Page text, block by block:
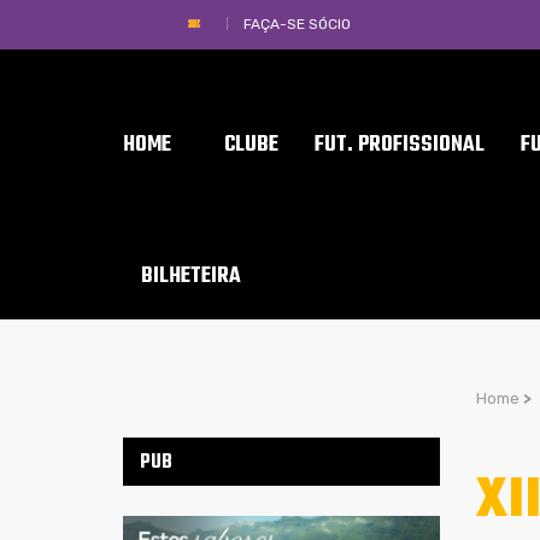
FAÇA-SE SÓCIO
HOME CLUBE FUT. PROFISSIONAL
BILHETEIRA
Home >
PUB